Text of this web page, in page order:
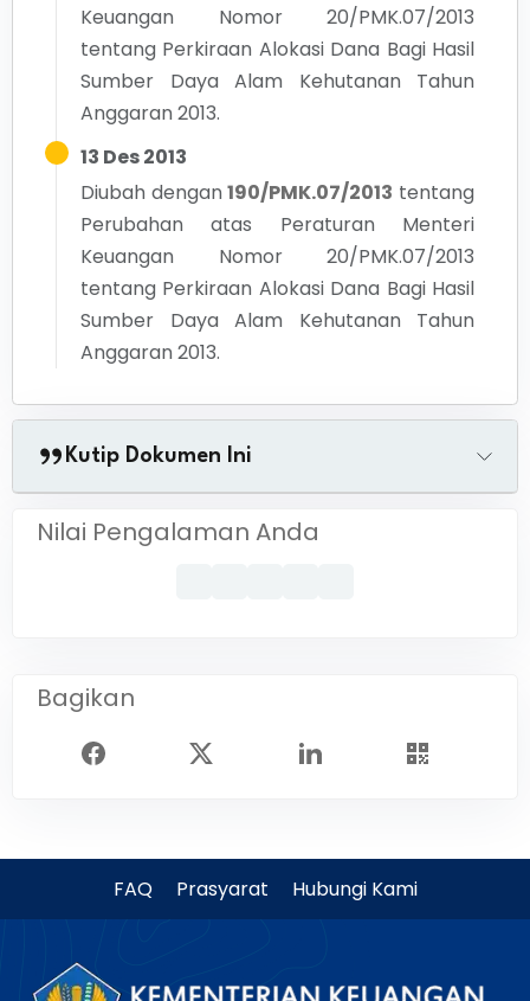
Keuangan Nomor 20/PMK.07/2013
tentang Perkiraan Alokasi Dana Bagi Hasil
Sumber Daya Alam Kehutanan Tahun
Anggaran 2013.
13 Des 2013
Diubah dengan 190/PMK.07/2013 tentang
Perubahan atas Peraturan Menteri
Keuangan Nomor 20/PMK.07/2013
tentang Perkiraan Alokasi Dana Bagi Hasil
Sumber Daya Alam Kehutanan Tahun
Anggaran 2013.
Kutip Dokumen Ini
Nilai Pengalaman Anda
Bagikan
FAQ Prasyarat Hubungi Kami